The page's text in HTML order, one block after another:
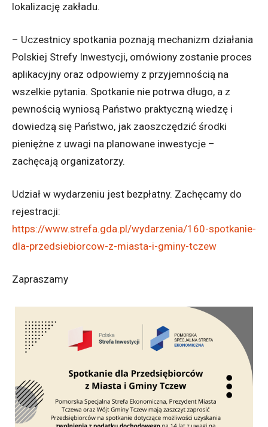
lokalizację zakładu.
– Uczestnicy spotkania poznają mechanizm działania
Polskiej Strefy Inwestycji, omówiony zostanie proces
aplikacyjny oraz odpowiemy z przyjemnością na
wszelkie pytania. Spotkanie nie potrwa długo, a z
pewnością wyniosą Państwo praktyczną wiedzę i
dowiedzą się Państwo, jak zaoszczędzić środki
pieniężne z uwagi na planowane inwestycje –
zachęcają organizatorzy.
Udział w wydarzeniu jest bezpłatny. Zachęcamy do
rejestracji:
https://www.strefa.gda.pl/wydarzenia/160-spotkanie-
dla-przedsiebiorcow-z-miasta-i-gminy-tczew
Zapraszamy